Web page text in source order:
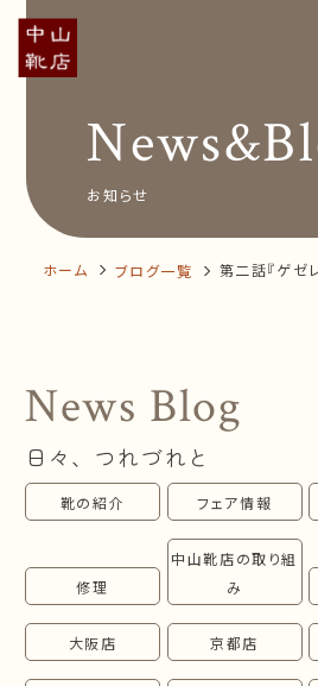
Concept コン
Insole オーダ
News&Blog
Company 会
オンラインショ
お問い合わ
お知らせ
ホーム ブログ一覧 第二話『ゲゼ
News Blog
日々、つれづれと
靴の紹介 フェア情報
修理
中山靴店の取り組
み
大阪店 京都店